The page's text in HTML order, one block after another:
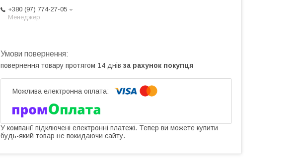
+380 (97) 774-27-05
Менеджер
повернення товару протягом 14 днів за рахунок покупця
У компанії підключені електронні платежі. Тепер ви можете купити
будь-який товар не покидаючи сайту.